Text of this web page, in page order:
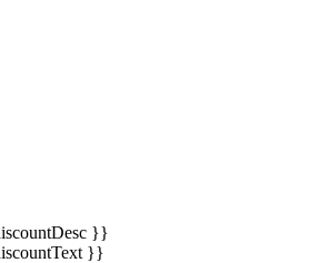
}}
}}